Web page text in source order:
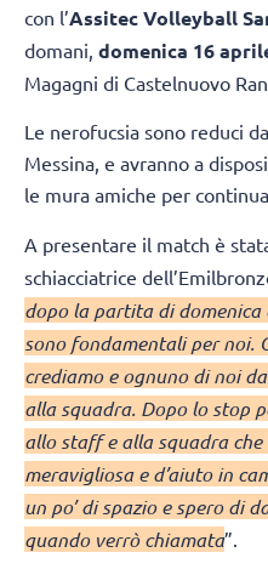
con l’Assitec Volleyball
domani, domenica 16
Magagni di Castelnuovo
Le nerofucsia sono reduci
Messina, e avranno a
le mura amiche per
A presentare il match è
schiacciatrice
dopo la partita di domenica
sono fondamentali per noi.
crediamo e ognuno di noi
alla squadra. Dopo lo stop
allo staff e alla squadra che
meravigliosa e d’aiuto in
un po’ di spazio e spero di
quando verrò chiamata”.